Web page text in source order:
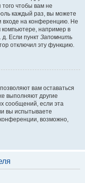
чтобы вам не
каждый раз, вы можете
входе на конференцию. Не
компьютере, например в
д. Если пункт Запомнить
отключил эту функцию.
вам оставаться
выполняют другие
сообщений, если эта
вы испытываете
возможно,